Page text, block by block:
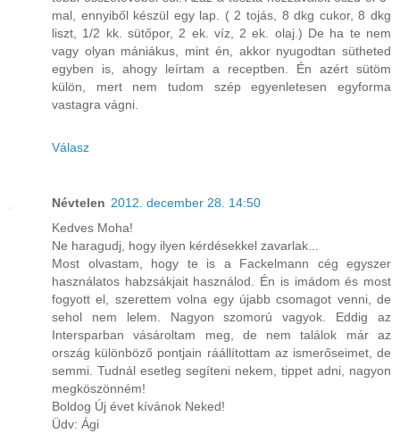
mal, ennyiből készül egy lap. ( 2 tojás, 8 dkg cukor, 8 dkg
liszt, 1/2 kk. sütőpor, 2 ek. víz, 2 ek. olaj.) De ha te nem
vagy olyan mániákus, mint én, akkor nyugodtan sütheted
egyben is, ahogy leírtam a receptben. Én azért sütöm
külön, mert nem tudom szép egyenletesen egyforma
vastagra vágni.
Válasz
Névtelen 2012. december 28. 14:50
Kedves Moha!
Ne haragudj, hogy ilyen kérdésekkel zavarlak...
Most olvastam, hogy te is a Fackelmann cég egyszer
használatos habzsákjait használod. Én is imádom és most
fogyott el, szerettem volna egy újabb csomagot venni, de
sehol nem lelem. Nagyon szomorú vagyok. Eddig az
Intersparban vásároltam meg, de nem találok már az
ország különböző pontjain ráállítottam az ismerőseimet, de
semmi. Tudnál esetleg segíteni nekem, tippet adni, nagyon
megköszönném!
Boldog Új évet kívánok Neked!
Üdv: Ági